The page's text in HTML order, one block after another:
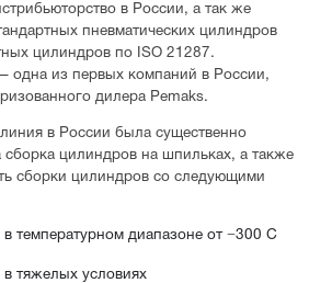
в России, а так же
пневматических цилиндров
цилиндров по ISO 21287.
одна из первых компаний в России,
дилера Pemaks.
в России была существенно
цилиндров на шпильках, а также
сборки цилиндров со следующими
температурном диапазоне от −300 С
тяжелых условиях